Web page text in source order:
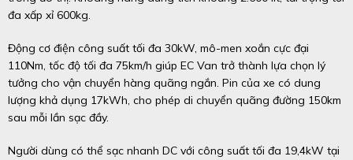
đa xấp xỉ 600kg.
Động cơ điện công suất tối đa 30kW, mô-men xoắn cực đại
110Nm, tốc độ tối đa 75km/h giúp EC Van trở thành lựa chọn lý
tưởng cho vận chuyển hàng quãng ngắn. Pin của xe có dung
lượng khả dụng 17kWh, cho phép di chuyển quãng đường 150km
sau mỗi lần sạc đầy.
Người dùng có thể sạc nhanh DC với công suất tối đa 19,4kW tại